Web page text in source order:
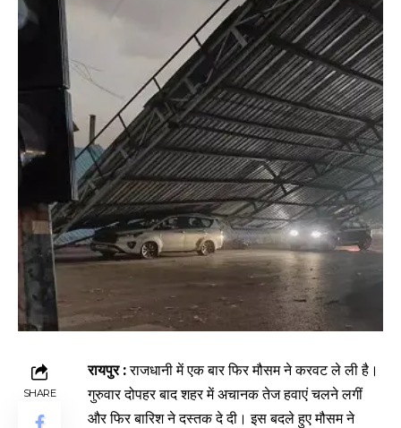
SHARE
रायपुर :राजधानी में एक बार फिर मौसम ने करवट ले ली है।
गुरुवार दोपहर बाद शहर में अचानक तेज हवाएं चलने लगीं
और फिर बारिश ने दस्तक दे दी। इस बदले हुए मौसम ने